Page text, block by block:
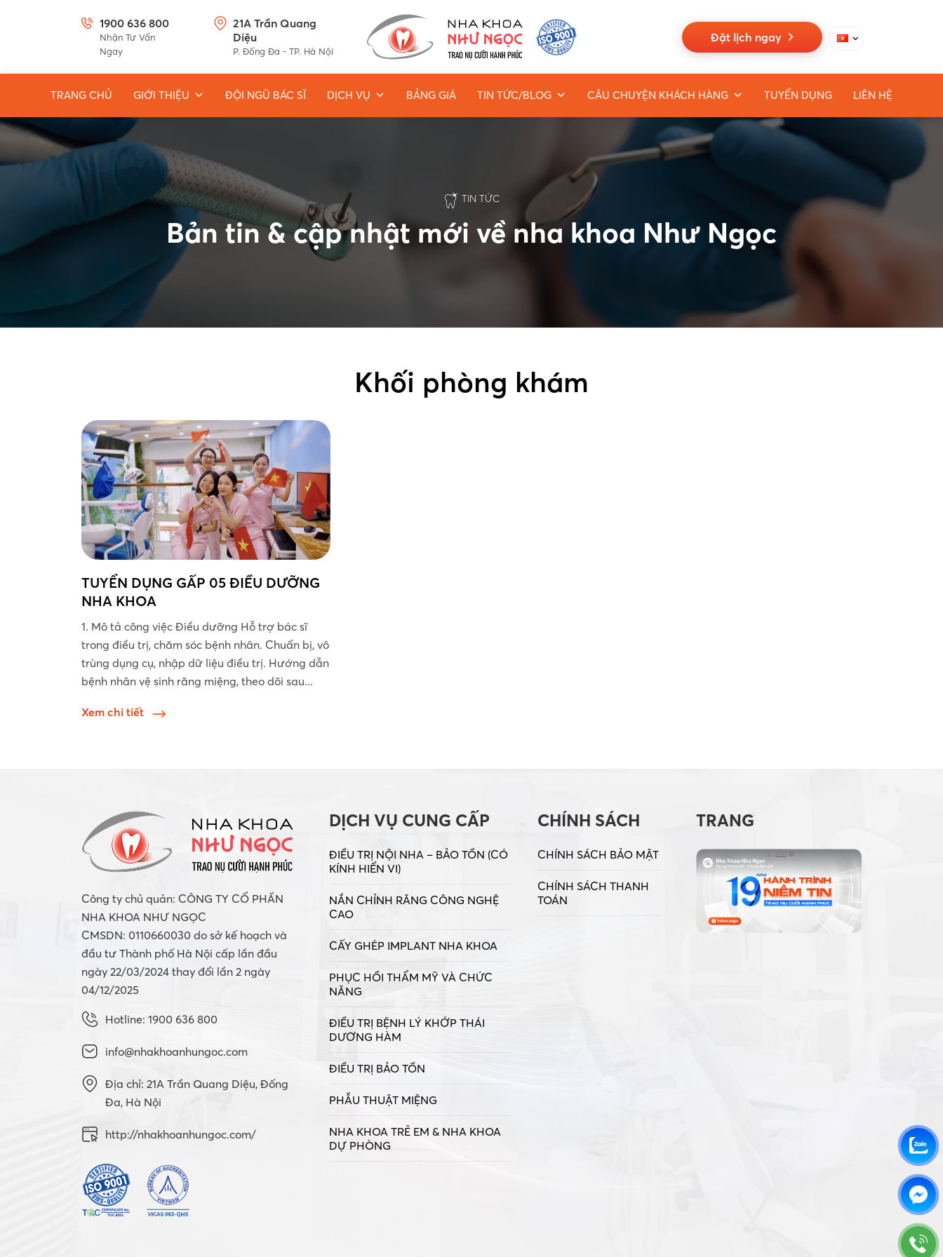
1900 636 800
Nhận Tư Vấn
Ngay
21A Trần Quang
Diệu
P. Đống Đa - TP. Hà Nội
Đặt lịch ngay
TRANG CHỦ GIỚI THIỆU ĐỘI NGŨ BÁC SĨ DỊCH VỤ BẢNG GIÁ TIN TỨC/BLOG CÂU CHUYỆN KHÁCH HÀNG TUYỂN DỤNG LIÊN HỆ
TIN TỨC
Bản tin & cập nhật mới về nha khoa Như Ngọc
Khối phòng khám
TUYỂN DỤNG GẤP 05 ĐIỀU DƯỠNG
NHA KHOA
1. Mô tả công việc Điều dưỡng Hỗ trợ bác sĩ
trong điều trị, chăm sóc bệnh nhân. Chuẩn bị, vô
trùng dụng cụ, nhập dữ liệu điều trị. Hướng dẫn
bệnh nhân vệ sinh răng miệng, theo dõi sau...
Xem chi tiết
Công ty chủ quản: CÔNG TY CỔ PHẦN
NHA KHOA NHƯ NGỌC
CMSDN: 0110660030 do sở kế hoạch và
đầu tư Thành phố Hà Nội cấp lần đầu
ngày 22/03/2024 thay đổi lần 2 ngày
04/12/2025
Hotline: 1900 636 800
info@nhakhoanhungoc.com
Địa chỉ: 21A Trần Quang Diệu, Đống
Đa, Hà Nội
http://nhakhoanhungoc.com/
DỊCH VỤ CUNG CẤP
ĐIỀU TRỊ NỘI NHA – BẢO TỒN (CÓ
KÍNH HIỂN VI)
NẮN CHỈNH RĂNG CÔNG NGHỆ
CAO
CẤY GHÉP IMPLANT NHA KHOA
PHỤC HỒI THẨM MỸ VÀ CHỨC
NĂNG
ĐIỀU TRỊ BỆNH LÝ KHỚP THÁI
DƯƠNG HÀM
ĐIỀU TRỊ BẢO TỒN
PHẪU THUẬT MIỆNG
NHA KHOA TRẺ EM & NHA KHOA
DỰ PHÒNG
CHÍNH SÁCH
CHÍNH SÁCH BẢO MẬT
CHÍNH SÁCH THANH
TOÁN
TRANG